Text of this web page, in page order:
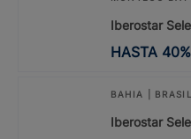
Iberostar
HASTA 40%
BAHIA | BRASIL
Iberostar